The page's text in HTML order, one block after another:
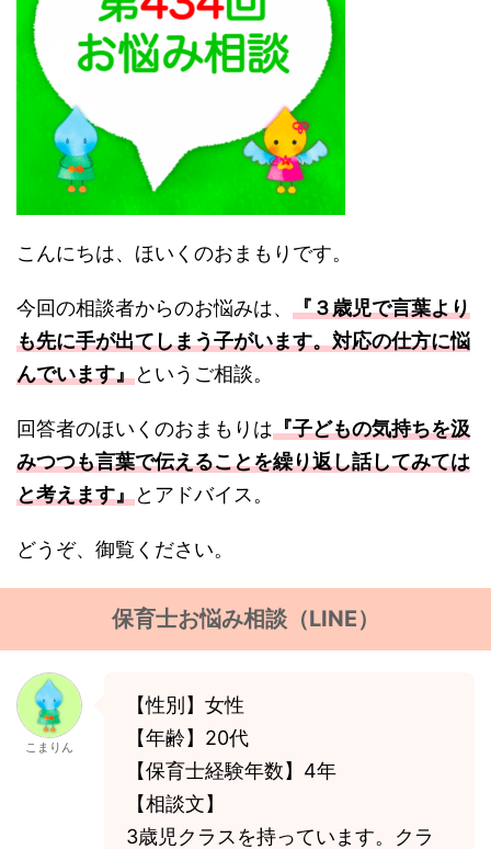
こんにちは、ほいくのおまもりです。
今回の相談者からのお悩みは、 『３歳児で言葉より
も先に手が出てしまう子がいます。対応の仕方に悩
んでいます』というご相談。
回答者のほいくのおまもりは『子どもの気持ちを汲
みつつも言葉で伝えることを繰り返し話してみては
と考えます』とアドバイス。
どうぞ、御覧ください。
保育士お悩み相談（LINE）
こまりん
【性別】女性
【年齢】20代
【保育士経験年数】4年
【相談文】
3歳児クラスを持っています。クラ